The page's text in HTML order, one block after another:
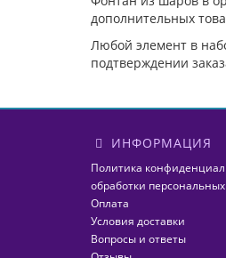
дополнительных
Любой элемент в
подтверждении
ИНФОРМАЦИЯ
Политика
обработки
Оплата
Условия доставки
Вопросы и ответы